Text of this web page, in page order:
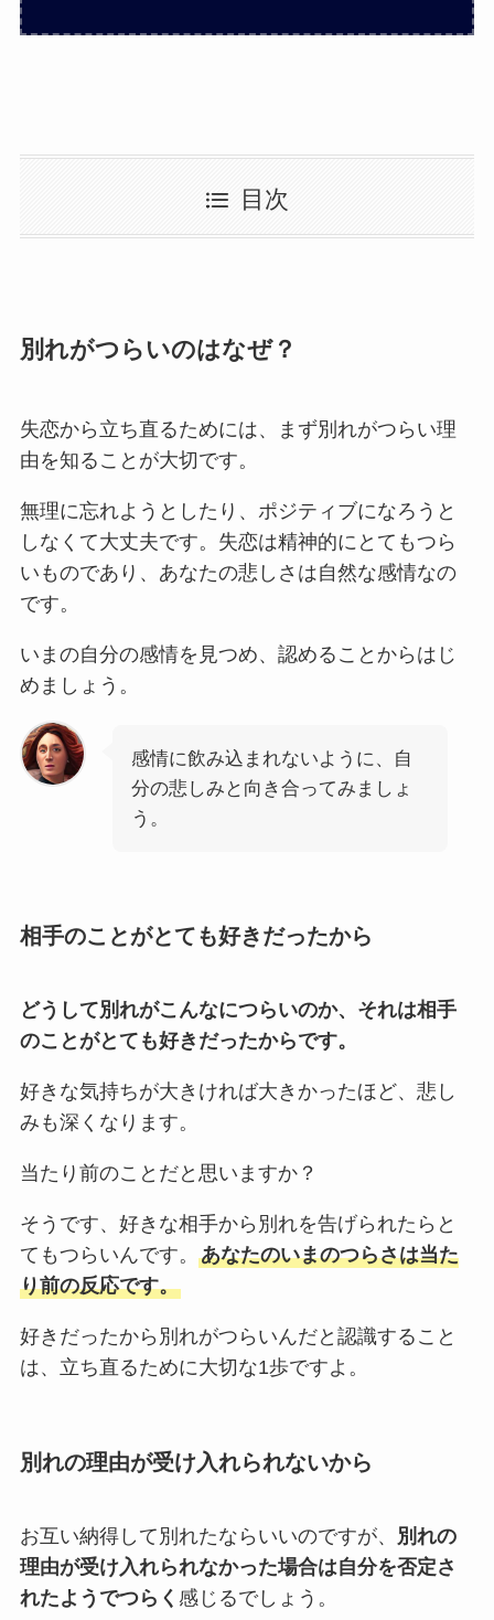
目次
別れがつらいのはなぜ？
失恋から立ち直るためには、まず別れがつらい理
由を知ることが大切です。
無理に忘れようとしたり、ポジティブになろうと
しなくて大丈夫です。失恋は精神的にとてもつら
いものであり、あなたの悲しさは自然な感情なの
です。
いまの自分の感情を見つめ、認めることからはじ
めましょう。
感情に飲み込まれないように、自
分の悲しみと向き合ってみましょ
う。
相手のことがとても好きだったから
どうして別れがこんなにつらいのか、それは相手
のことがとても好きだったからです。
好きな気持ちが大きければ大きかったほど、悲し
みも深くなります。
当たり前のことだと思いますか？
そうです、好きな相手から別れを告げられたらと
てもつらいんです。 あなたのいまのつらさは当た
り前の反応です。
好きだったから別れがつらいんだと認識すること
は、立ち直るために大切な1歩ですよ。
別れの理由が受け入れられないから
お互い納得して別れたならいいのですが、
別れの
理由が受け入れられなかった場合は自分を否定さ
れたようでつらく 感じるでしょう。